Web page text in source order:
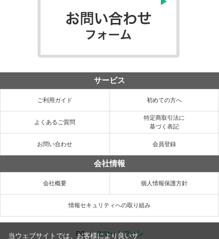
サービス
ご利用ガイド 初めての方へ
よくあるご質問
特定商取引法に
基づく表記
お問い合わせ 会員登録
会社情報
会社概要 個人情報保護方針
情報セキュリティへの取り組み
PC／スマートフォン
当ウェブサイトでは、お客様により良いサ